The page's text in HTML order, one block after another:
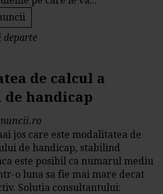
departe
de calcul a
handicap
jos care este modalitatea de
de handicap, stabilind
este posibil ca numarul mediu
o luna sa fie mai mare decat
Solutia consultantului: